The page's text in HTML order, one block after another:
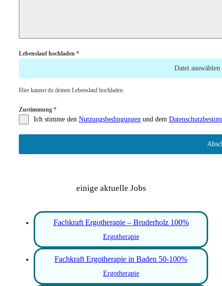
Lebenslauf hochladen *
Datei auswählen
Hier kannst du deinen Lebenslauf hochladen.
Zustimmung *
Ich stimme den Nutzungsbedingungen und dem
einige aktuelle Jobs
Fachkraft Ergotherapie – Bruderholz 100%
Ergotherapie
Fachkraft Ergotherapie in Baden 50-100%
Ergotherapie